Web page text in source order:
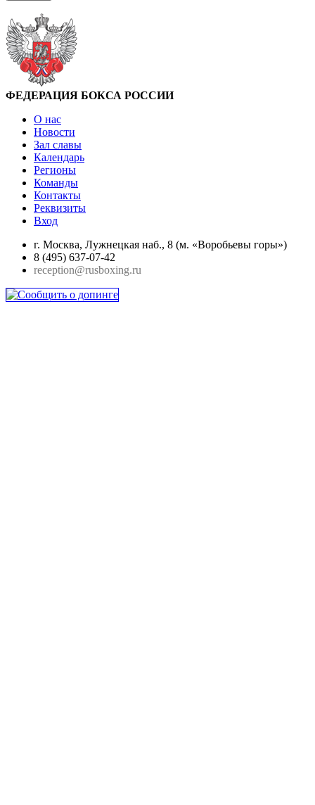
ФЕДЕРАЦИЯ БОКСА РОССИИ
О нас
Новости
Зал славы
Календарь
Регионы
Команды
Контакты
Реквизиты
Вход
г. Москва, Лужнецкая наб., 8 (м. «Воробьевы горы»)
8 (495) 637-07-42
reception@rusboxing.ru